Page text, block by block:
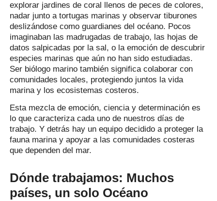
explorar jardines de coral llenos de peces de colores,
nadar junto a tortugas marinas y observar tiburones
deslizándose como guardianes del océano. Pocos
imaginaban las madrugadas de trabajo, las hojas de
datos salpicadas por la sal, o la emoción de descubrir
especies marinas que aún no han sido estudiadas.
Ser biólogo marino también significa colaborar con
comunidades locales, protegiendo juntos la vida
marina y los ecosistemas costeros.
Esta mezcla de emoción, ciencia y determinación es
lo que caracteriza cada uno de nuestros días de
trabajo. Y detrás hay un equipo decidido a proteger la
fauna marina y apoyar a las comunidades costeras
que dependen del mar.
Dónde trabajamos: Muchos
países, un solo Océano